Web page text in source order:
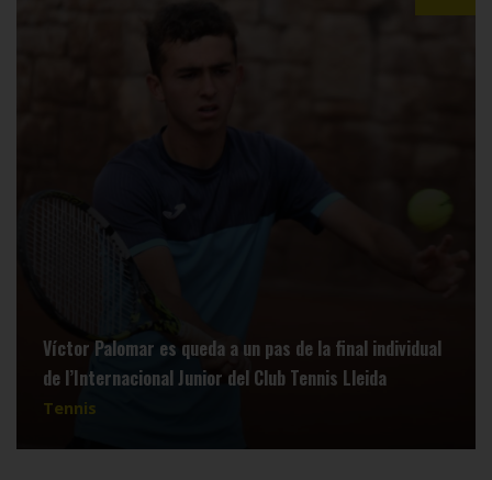
Víctor Palomar es queda a un pas de la final individual
de l’Internacional Junior del Club Tennis Lleida
Tennis